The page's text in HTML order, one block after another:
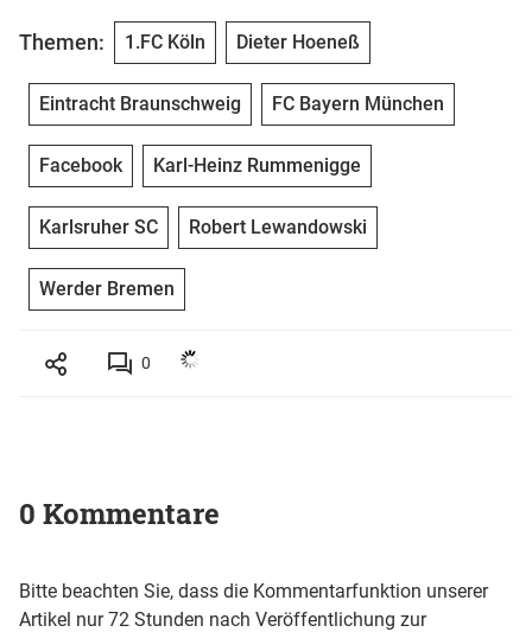
Themen: 1.FC Köln Dieter Hoeneß
Eintracht Braunschweig FC Bayern München
Facebook Karl-Heinz Rummenigge
Karlsruher SC Robert Lewandowski
Werder Bremen
0
0 Kommentare
Bitte beachten Sie, dass die Kommentarfunktion unserer
Artikel nur 72 Stunden nach Veröffentlichung zur